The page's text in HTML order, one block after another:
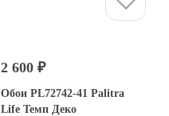
2 600 ₽
Обои PL72742-41 Palitra
Life Темп Деко